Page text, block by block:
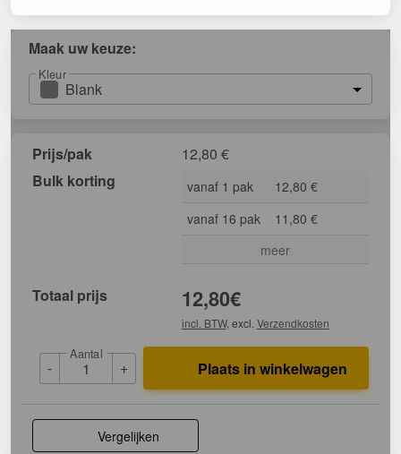
Maak uw keuze:
Kleur
Blank
Prijs/pak 12,80 €
Bulk korting
vanaf 1 pak
12,80 €
vanaf 16 pak
11,80 €
meer
Totaal prijs 12,80€
incl. BTW, excl. Verzendkosten
-
Aantal
+ Plaats in winkelwagen
Vergelijken